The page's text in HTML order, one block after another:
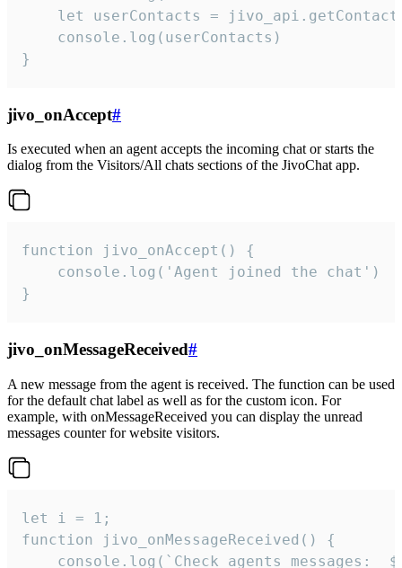
let userContacts =
    console.log(userContacts)
}
jivo_onAccept#
Is executed when an agent accepts the incoming chat or starts the
dialog from the Visitors/All chats sections of the JivoChat app.
function jivo_onAccept() {
}
jivo_onMessageReceived#
A new message from the agent is received. The function can be used
for the default chat label as well as for the custom icon. For
example, with onMessageReceived you can display the unread
messages counter for website visitors.
let i = 1;
function jivo_onMessageReceived() {